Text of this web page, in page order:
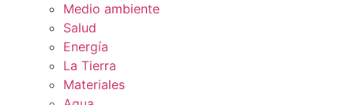
Medio ambiente
Salud
Energía
La Tierra
Materiales